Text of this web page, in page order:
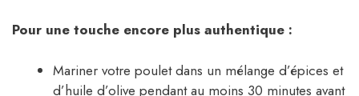
Pour une touche encore plus authentique :
Mariner votre poulet dans un mélange d’épices et
d’huile d’olive pendant au moins 30 minutes avant